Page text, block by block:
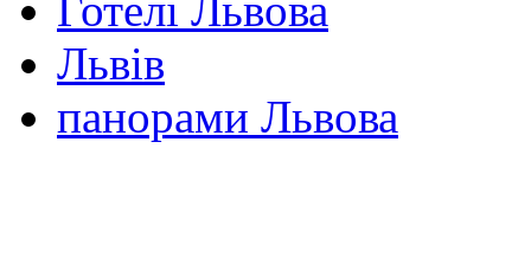
Львів
панорами Львова